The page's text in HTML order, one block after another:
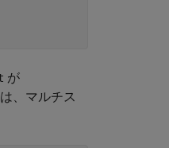
が
、マルチス